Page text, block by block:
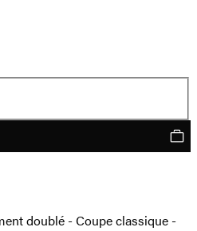
doublé - Coupe classique -